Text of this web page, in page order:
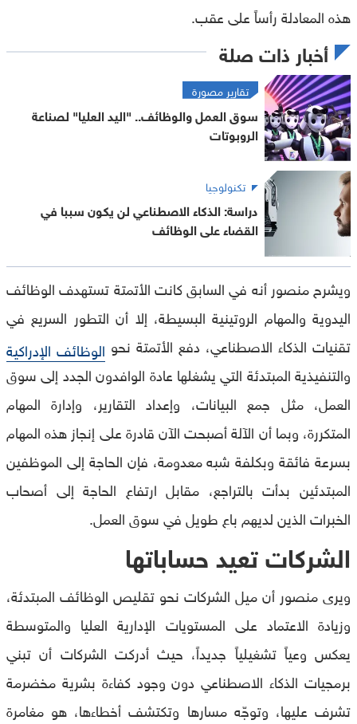
هذه المعادلة رأساً على عقب.
أخبار ذات صلة
تقارير مصورة
سوق العمل والوظائف.. "اليد العليا" لصناعة
الروبوتات
تكنولوجيا
دراسة: الذكاء الاصطناعي لن يكون سببا في
القضاء على الوظائف
ويشرح منصور أنه في السابق كانت الأتمتة تستهدف الوظائف
اليدوية والمهام الروتينية البسيطة، إلا أن التطور السريع في
تقنيات الذكاء الاصطناعي، دفع الأتمتة نحو الوظائف الإدراكية
والتنفيذية المبتدئة التي يشغلها عادة الوافدون الجدد إلى سوق
العمل، مثل جمع البيانات، وإعداد التقارير، وإدارة المهام
المتكررة، وبما أن الآلة أصبحت الآن قادرة على إنجاز هذه المهام
بسرعة فائقة وبكلفة شبه معدومة، فإن الحاجة إلى الموظفين
المبتدئين بدأت بالتراجع، مقابل ارتفاع الحاجة إلى أصحاب
الخبرات الذين لديهم باع طويل في سوق العمل.
الشركات تعيد حساباتها
ويرى منصور أن ميل الشركات نحو تقليص الوظائف المبتدئة،
وزيادة الاعتماد على المستويات الإدارية العليا والمتوسطة
يعكس وعياً تشغيلياً جديداً، حيث أدركت الشركات أن تبني
برمجيات الذكاء الاصطناعي دون وجود كفاءة بشرية مخضرمة
تشرف عليها، وتوجّه مسارها وتكتشف أخطاءها، هو مغامرة